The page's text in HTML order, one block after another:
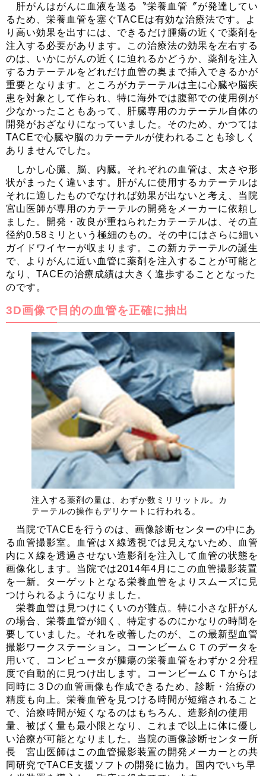
肝がんはがんに血液を送る〝栄養血管〞が発達してい
るため、栄養血管を塞ぐTACEは有効な治療法です。よ
り高い効果を出すには、できるだけ腫瘍の近くで薬剤を
注入する必要があります。この治療法の効果を左右する
のは、いかにがんの近くに迫れるかどうか、薬剤を注入
するカテーテルをどれだけ血管の奥まで挿入できるかが
重要となります。ところがカテーテルは主に心臓や脳疾
患を対象として作られ、特に海外では腹部での使用例が
少なかったこともあって、肝臓専用のカテーテル自体の
開発がおざなりになっていました。そのため、かつては
TACEで心臓や脳のカテーテルが使われることも珍しく
ありませんでした。
しかし心臓、脳、内臓。それぞれの血管は、太さや形
状がまったく違います。肝がんに使用するカテーテルは
それに適したものでなければ効果が出ないと考え、当院
宮山医師が専用のカテーテルの開発をメーカーに依頼し
ました。開発・改良が重ねられたカテーテルは、その直
径約0.58ミリという極細のもの。その中にはさらに細い
ガイドワイヤーが収まります。この新カテーテルの誕生
で、よりがんに近い血管に薬剤を注入することが可能と
なり、TACEの治療成績は大きく進歩することとなった
のです。
3D画像で目的の血管を正確に抽出
注入する薬剤の量は、わずか数ミリリットル。カ
テーテルの操作もデリケートに行われる。
当院でTACEを行うのは、画像診断センターの中にあ
る血管撮影室。血管はＸ線透視では見えないため、血管
内にＸ線を透過させない造影剤を注入して血管の状態を
画像化します。当院では2014年4月にこの血管撮影装置
を一新。ターゲットとなる栄養血管をよりスムーズに見
つけられるようになりました。
栄養血管は見つけにくいのが難点。特に小さな肝がん
の場合、栄養血管が細く、特定するのにかなりの時間を
要していました。それを改善したのが、この最新型血管
撮影ワークステーション。コーンビームＣＴのデータを
用いて、コンピュータが腫瘍の栄養血管をわずか２分程
度で自動的に見つけ出します。コーンビームＣＴからは
同時に３Dの血管画像も作成できるため、診断・治療の
精度も向上。栄養血管を見つける時間が短縮されること
で、治療時間が短くなるのはもちろん、造影剤の使用
量、被ばく量も最小限となり、これまで以上に体に優し
い治療が可能となりました。当院の画像診断センター所
長 宮山医師はこの血管撮影装置の開発メーカーとの共
同研究でTACE支援ソフトの開発に協力。国内でいち早